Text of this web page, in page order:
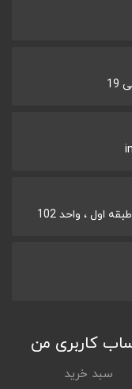
اول ، واحد 102
کاربری من
سبد خرید